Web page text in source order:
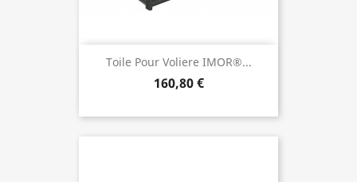
Toile Pour Voliere IMOR®...
160,80 €